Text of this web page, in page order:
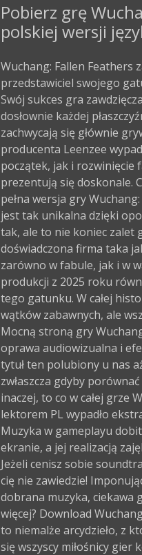
Pobierz grę
polskiej wersji
Wuchang: Fallen Feathers
przedstawiciel swojego
Swój sukces gra
dosłownie każdej
zachwycają się głównie
producenta Leenzee
początek, jak i rozwinięcie
prezentują się doskonale.
pełna wersja gry
jest tak unikalna dzięki
tak, ale to nie koniec zalet
doświadczona firma taka
zarówno w fabule, jak i w
produkcji z 2025 roku
tego gatunku. W całej
wątków zabawnych, ale
Mocną stroną gry
oprawa audiowizualna i
tytuł ten polubiony u nas
zwłaszcza gdyby
inaczej, to co w całej grze
lektorem PL wypadło
Muzyka w gameplayu
ekranie, a jej realizacją
Jeżeli cenisz sobie
cię nie zawiedzie!
dobrana muzyka, ciekawa
więcej? Download
to niemalże arcydzieło, z
się wszyscy miłośnicy gier